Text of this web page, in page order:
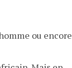
ou encore